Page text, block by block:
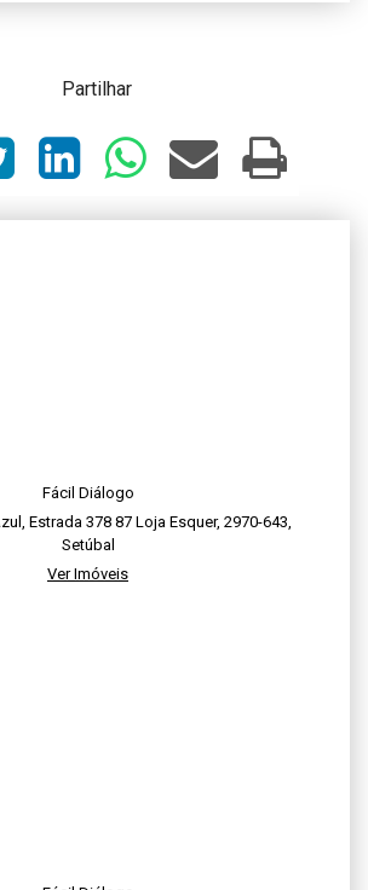
Partilhar
Fácil Diálogo
Estrada 378 87 Loja Esquer, 2970-643,
Setúbal
Ver Imóveis